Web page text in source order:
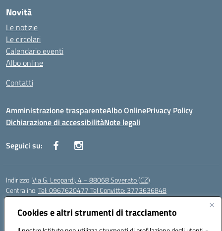
Cookies e altri strumenti di tracciamento
Novità
Le notizie
Le circolari
Calendario eventi
Albo online
Contatti
Amministrazione trasparenteAlbo OnlinePrivacy Policy
Dichiarazione di accessibilitàNote legali
Seguici su:
Indirizzo:Via G. Leopardi, 4 – 88068 Soverato (CZ)
Centralino:Tel: 0967620477 Tel Convitto: 3773636848
Email:
Posta elettronica certificata (PEC):czrh04000q@pec.istruzione.it